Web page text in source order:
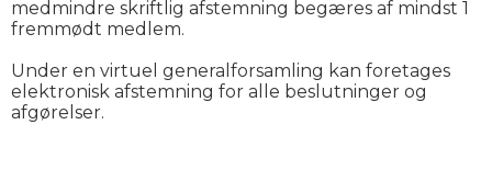
medmindre skriftlig afstemning begæres af mindst 1
fremmødt medlem.
Under en virtuel generalforsamling kan foretages
elektronisk afstemning for alle beslutninger og
afgørelser.